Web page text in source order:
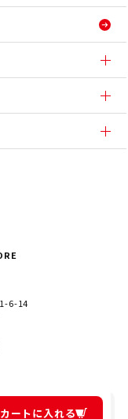
6-14
Reserved.
カートに入れる